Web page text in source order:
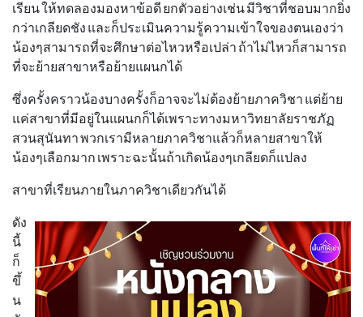
เรียน ให้ทดลองมองหาข้อดี ยกตัวอย่างเช่น มีวิชาที่ชอบมากยิ่ง
กว่าเกลียดชัง และก็ประเมินความรู้ความเข้าใจของตนเองว่า
น้องๆสามารถที่จะศึกษาต่อไหวหรือเปล่า ถ้าไม่ไหวก็สามารถ
ที่จะย้ายสาขาหรือย้ายแผนกได้
ซึ่งครั้งคราวน้องบางครั้งก็อาจจะไม่ต้องย้ายภาควิชา แต่ย้าย
แค่สาขาที่มีอยู่ในแผนกก็ได้เพราะทางมหาวิทยาลัยราชภัฏ
สวนสุนันทา พวกเรามีหลายภาควิชาแล้วก็หลายสาขาให้
น้องๆเลือกมาก เพราะฉะนั้นถ้าเกิดน้องๆเกลียดก็แปลง
สาขาที่เรียนภายในภาควิชาเดียวกันได้
ดัง
นี้
ก็
ขึ้
น